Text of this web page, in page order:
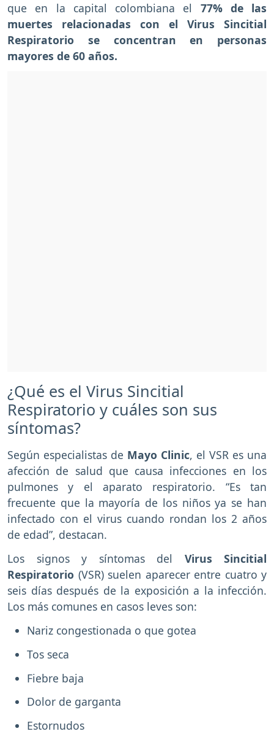
que en la capital colombiana el 77% de las
muertes relacionadas con el Virus Sincitial
Respiratorio se concentran en personas
mayores de 60 años.
¿Qué es el Virus Sincitial
Respiratorio y cuáles son sus
síntomas?
Según especialistas de Mayo Clinic, el VSR es una
afección de salud que causa infecciones en los
pulmones y el aparato respiratorio. “Es tan
frecuente que la mayoría de los niños ya se han
infectado con el virus cuando rondan los 2 años
de edad”, destacan.
Los signos y síntomas del Virus Sincitial
Respiratorio (VSR) suelen aparecer entre cuatro y
seis días después de la exposición a la infección.
Los más comunes en casos leves son:
Nariz congestionada o que gotea
Tos seca
Fiebre baja
Dolor de garganta
Estornudos